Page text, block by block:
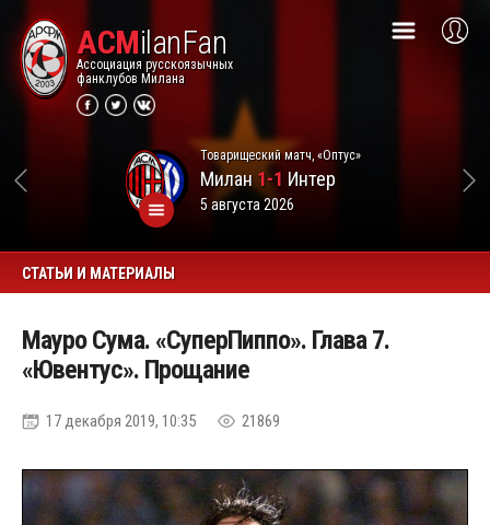
ACMilanFan
Ассоциация русскоязычных
фанклубов Милана
Товарищеский матч, «Оптус»
Милан1-1 Интер
5 августа 2026
СТАТЬИ И МАТЕРИАЛЫ
Мауро Сума. «СуперПиппо». Глава 7.
«Ювентус». Прощание
17 декабря 2019, 10:35 21869